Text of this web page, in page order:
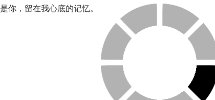
你，留在我心底的记忆。